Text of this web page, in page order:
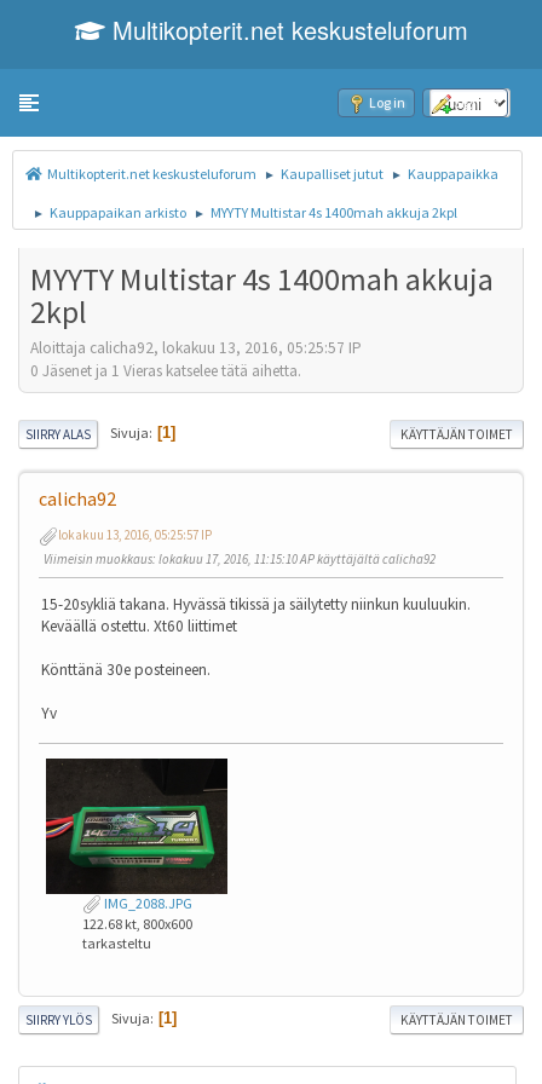
Multikopterit.net keskusteluforum
Toggle navigation Log in Sign up
Multikopterit.net keskusteluforum ► Kaupalliset jutut ► Kauppapaikka
► Kauppapaikan arkisto ► MYYTY Multistar 4s 1400mah akkuja 2kpl
MYYTY Multistar 4s 1400mah akkuja
2kpl
Aloittaja calicha92, lokakuu 13, 2016, 05:25:57 IP
0 Jäsenet ja 1 Vieras katselee tätä aihetta.
SIIRRY ALAS Sivuja 1 KÄYTTÄJÄN TOIMET
calicha92
lokakuu 13, 2016, 05:25:57 IP
Viimeisin muokkaus: lokakuu 17, 2016, 11:15:10 AP käyttäjältä calicha92
15-20sykliä takana. Hyvässä tikissä ja säilytetty niinkun kuuluukin.
Keväällä ostettu. Xt60 liittimet
Könttänä 30e posteineen.
Yv
IMG_2088.JPG
122.68 kt, 800x600
tarkasteltu
SIIRRY YLÖS Sivuja 1 KÄYTTÄJÄN TOIMET